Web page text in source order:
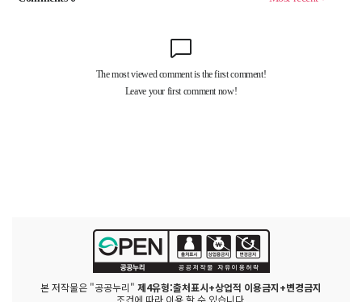
본 저작물은 "공공누리" 제4유형:출처표시+상업적 이용금지+변경금지
조건에 따라 이용 할 수 있습니다.